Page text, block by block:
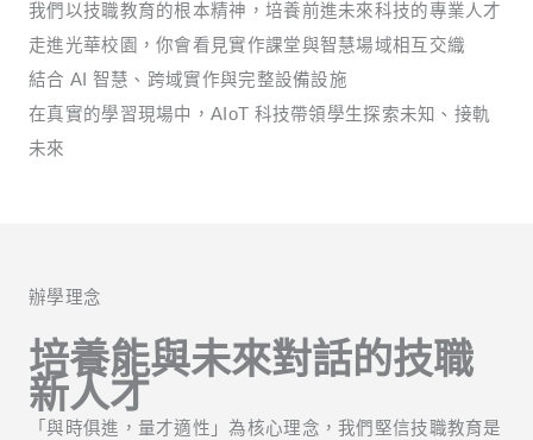
我們以技職教育的根本精神，培養前進未來科技的專業人才
走進光華校園，你會看見實作課堂與智慧場域相互交織
結合 AI 智慧、跨域實作與完整設備設施
在真實的學習現場中，AIoT 科技帶領學生探索未知、接軌
未來
辦學理念
培養能與未來對話的技職
新人才
「與時俱進，量才適性」為核心理念，我們堅信技職教育是